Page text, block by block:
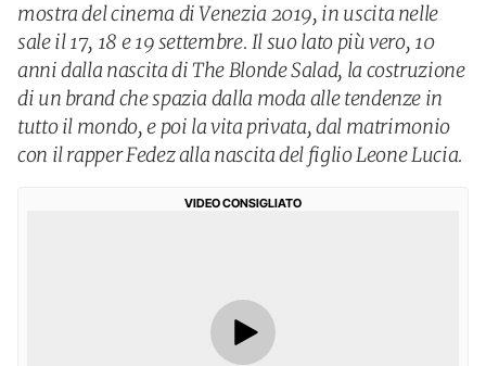
mostra del cinema di Venezia 2019, in uscita nelle
sale il 17, 18 e 19 settembre. Il suo lato più vero, 10
anni dalla nascita di The Blonde Salad, la costruzione
di un brand che spazia dalla moda alle tendenze in
tutto il mondo, e poi la vita privata, dal matrimonio
con il rapper Fedez alla nascita del figlio Leone Lucia.
VIDEO CONSIGLIATO